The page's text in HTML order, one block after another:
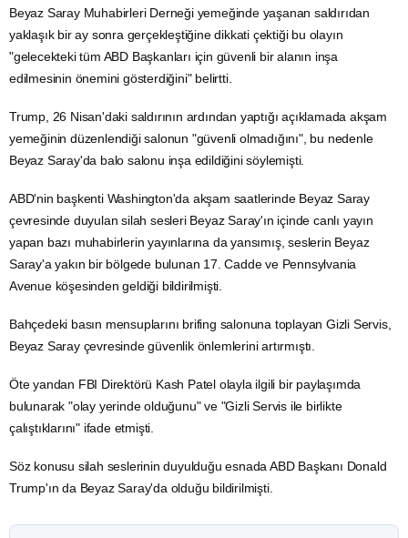
Beyaz SarayMuhabirleri Derneği yemeğinde yaşanan saldırıdan
yaklaşık bir ay sonra gerçekleştiğine dikkati çektiği bu olayın
"gelecekteki tüm ABD Başkanları için güvenli bir alanın inşa
edilmesinin önemini gösterdiğini" belirtti.
Trump, 26 Nisan'daki saldırının ardından yaptığı açıklamada akşam
yemeğinin düzenlendiği salonun "güvenli olmadığını", bu nedenle
Beyaz Saray'da balo salonu inşa edildiğini söylemişti.
ABD'nin başkenti Washington'da akşam saatlerinde Beyaz Saray
çevresinde duyulan silah sesleri Beyaz Saray'ın içinde canlı yayın
yapan bazı muhabirlerin yayınlarına da yansımış, seslerin Beyaz
Saray'a yakın bir bölgede bulunan 17. Cadde ve Pennsylvania
Avenue köşesinden geldiği bildirilmişti.
Bahçedeki basın mensuplarını brifing salonuna toplayan Gizli Servis,
Beyaz Saray çevresinde güvenlik önlemlerini artırmıştı.
Öte yandan FBI Direktörü Kash Patel olayla ilgili bir paylaşımda
bulunarak "olay yerinde olduğunu" ve "Gizli Servis ile birlikte
çalıştıklarını" ifade etmişti.
Söz konusu silah seslerinin duyulduğu esnada ABD Başkanı Donald
Trump'ın da Beyaz Saray'da olduğu bildirilmişti.